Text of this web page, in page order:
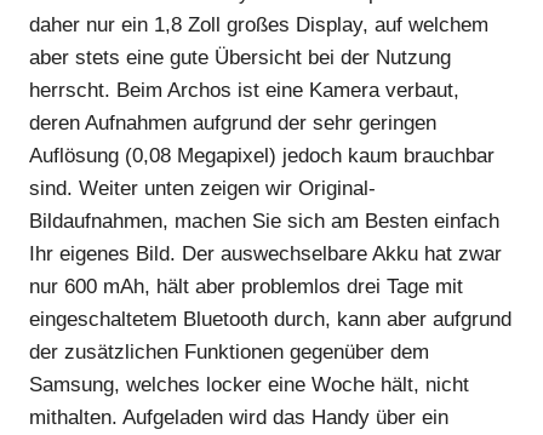
daher nur ein 1,8 Zoll großes Display, auf welchem
aber stets eine gute Übersicht bei der Nutzung
herrscht. Beim Archos ist eine Kamera verbaut,
deren Aufnahmen aufgrund der sehr geringen
Auflösung (0,08 Megapixel) jedoch kaum brauchbar
sind. Weiter unten zeigen wir Original-
Bildaufnahmen, machen Sie sich am Besten einfach
Ihr eigenes Bild. Der auswechselbare Akku hat zwar
nur 600 mAh, hält aber problemlos drei Tage mit
eingeschaltetem Bluetooth durch, kann aber aufgrund
der zusätzlichen Funktionen gegenüber dem
Samsung, welches locker eine Woche hält, nicht
mithalten. Aufgeladen wird das Handy über ein